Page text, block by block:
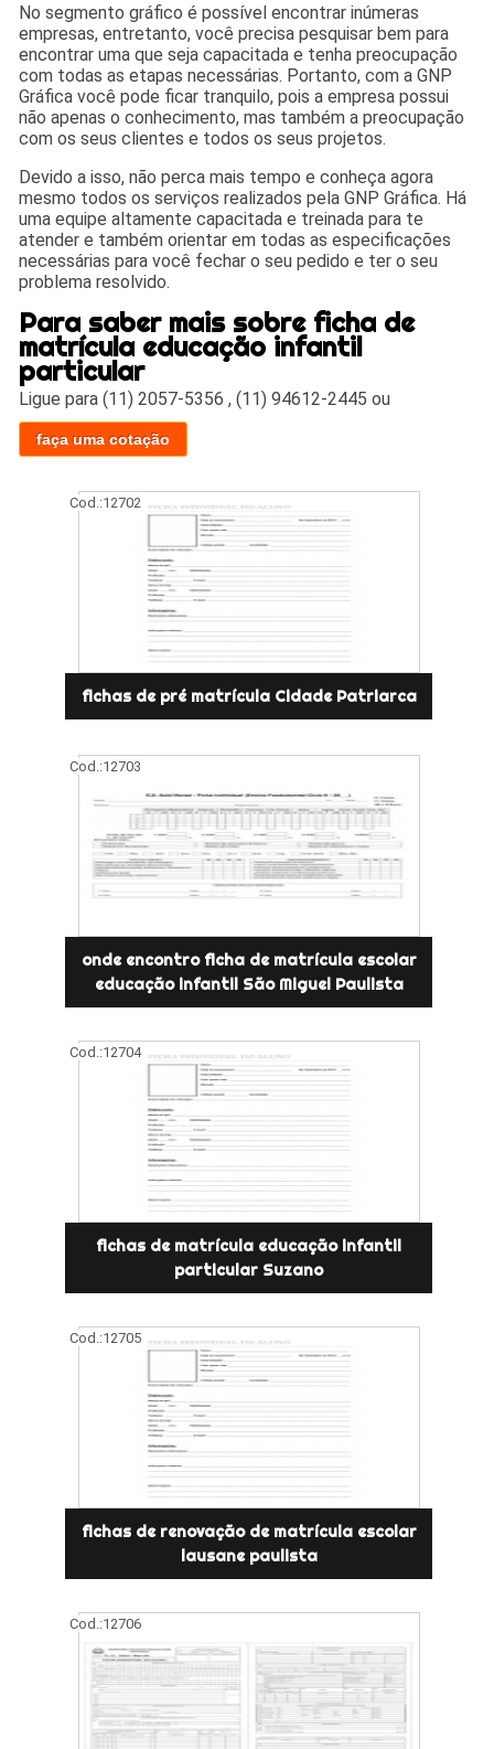
No segmento gráfico é possível encontrar inúmeras
empresas, entretanto, você precisa pesquisar bem para
encontrar uma que seja capacitada e tenha preocupação
com todas as etapas necessárias. Portanto, com a GNP
Gráfica você pode ficar tranquilo, pois a empresa possui
não apenas o conhecimento, mas também a preocupação
com os seus clientes e todos os seus projetos.
Devido a isso, não perca mais tempo e conheça agora
mesmo todos os serviços realizados pela GNP Gráfica. Há
uma equipe altamente capacitada e treinada para te
atender e também orientar em todas as especificações
necessárias para você fechar o seu pedido e ter o seu
problema resolvido.
Para saber mais sobre ficha de
matrícula educação infantil
particular
Ligue para(11) 2057-5356 ,(11) 94612-2445 ou
faça uma cotação
Cod.:12702
fichas de pré matrícula Cidade Patriarca
Cod.:12703
onde encontro ficha de matrícula escolar
educação infantil São Miguel Paulista
Cod.:12704
fichas de matrícula educação infantil
particular Suzano
Cod.:12705
fichas de renovação de matrícula escolar
lausane paulista
Cod.:12706